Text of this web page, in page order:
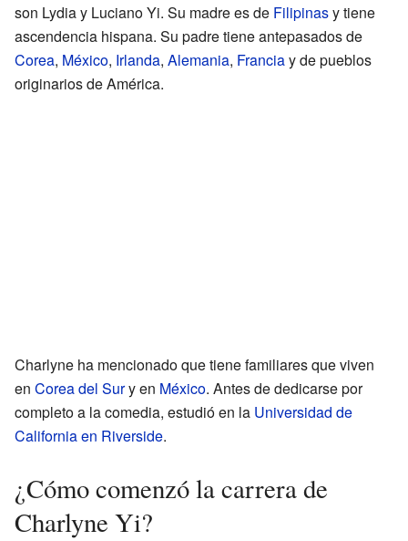
son Lydia y Luciano Yi. Su madre es de Filipinasy tiene
ascendencia hispana. Su padre tiene antepasados de
Corea, México, Irlanda, Alemania, Franciay de pueblos
originarios de América.
Charlyne ha mencionado que tiene familiares que viven
en Corea del Sury en México. Antes de dedicarse por
completo a la comedia, estudió en la Universidad de
California en Riverside.
¿Cómo comenzó la carrera de
Charlyne Yi?